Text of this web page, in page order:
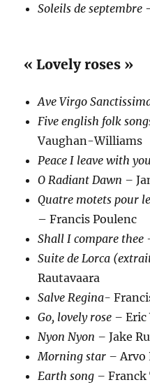
Soleils de septembre
« Lovely roses »
Ave Virgo
Five english folk
Vaughan-Williams
Peace I leave with
O Radiant Dawn –
Quatre motets pour
– Francis Poulenc
Shall I compare
Suite de Lorca
Rautavaara
Salve Regina-
Go, lovely rose –Eric
Nyon Nyon –Jake
Morning star – Arvo
Earth song –Franck